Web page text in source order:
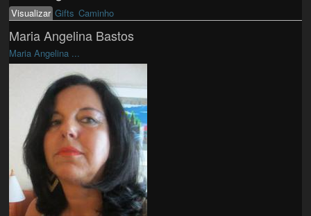
Primary tabs
Visualizar(active tab)
Gifts Caminho
Maria Angelina Bastos
Maria Angelina ...